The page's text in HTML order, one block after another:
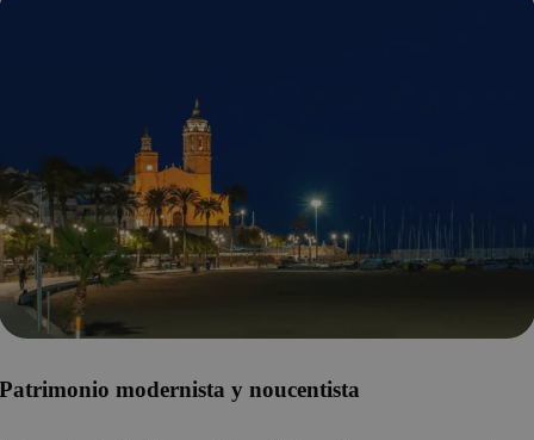
Patrimonio modernista y noucentista